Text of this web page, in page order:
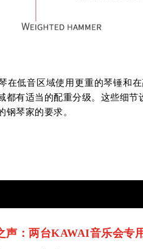
在低音区域使用更重的琴锤和
都有适当的配重分级。这些细
钢琴家的要求。
声：两台KAWAI音乐会专